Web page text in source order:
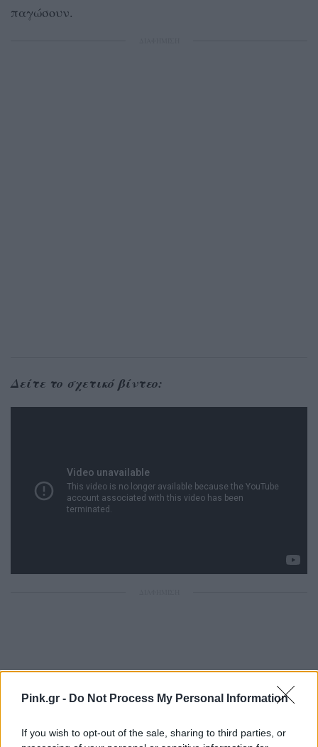
Pink.gr - Do Not Process My Personal Information
If you wish to opt-out of the sale, sharing to third parties, or
παγώσουν.
Δείτε το σχετικό βίντεο: